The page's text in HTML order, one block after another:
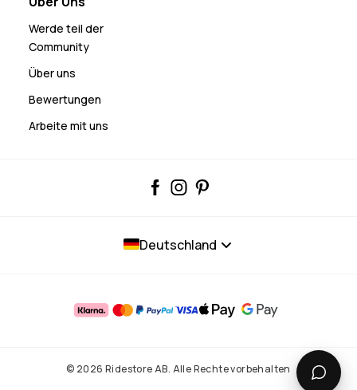
Werde teil der
Community
Über uns
Bewertungen
Arbeite mit uns
Deutschland
© 2026 Ridestore AB. Alle Rechte vorbehalten